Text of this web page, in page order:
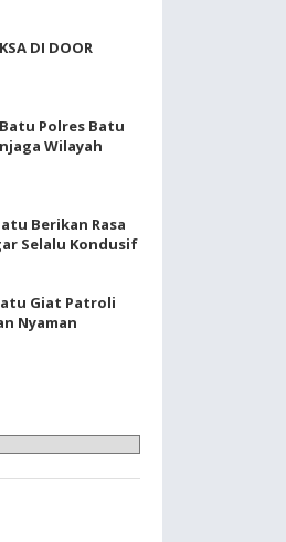
DI DOOR
Polres Batu
Wilayah
Berikan Rasa
Selalu Kondusif
Giat Patroli
Nyaman